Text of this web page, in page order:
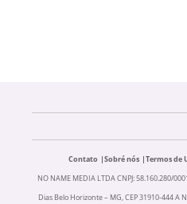
Contato Sobré nós Termos de
NO NAME MEDIA LTDA CNPJ: 58.160.280/
Dias Belo Horizonte – MG, CEP 31910-444